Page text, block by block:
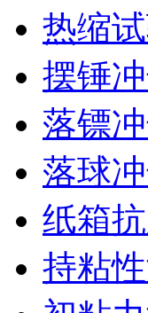
热缩
摆锤
落镖
落球
纸箱
持粘